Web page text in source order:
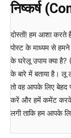
निष्कर्ष
दोस्तों! हम आशा करते
पोस्ट के माध्यम से
के घरेलू उपाय क्या
के बारे में बताया है।
तो वह आपके लिए बेहद
करें और हमें कमेंट करके
लगी ताकि हम आपके